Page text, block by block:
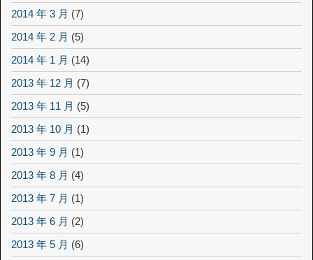
2014 年 3 月 (7)
2014 年 2 月 (5)
2014 年 1 月 (14)
2013 年 12 月 (7)
2013 年 11 月 (5)
2013 年 10 月 (1)
2013 年 9 月 (1)
2013 年 8 月 (4)
2013 年 7 月 (1)
2013 年 6 月 (2)
2013 年 5 月 (6)